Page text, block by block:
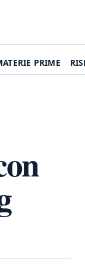
PRIME